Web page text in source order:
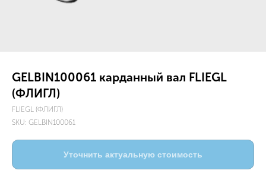
GELBIN100061 карданный вал FLIEGL
(ФЛИГЛ)
FLIEGL (ФЛИГЛ)
SKU: GELBIN100061
Уточнить актуальную стоимость